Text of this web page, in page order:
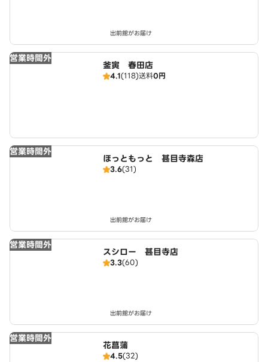
出前館がお届け
営業時間外
釜寅 春田店
4.1(118)送料0円
営業時間外
ほっともっと 甚目寺森店
3.6(31)
出前館がお届け
営業時間外
スシロー 甚目寺店
3.3(60)
出前館がお届け
営業時間外
花菖蒲
4.5(32)